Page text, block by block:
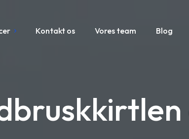
Kontakt os Vores team Blog